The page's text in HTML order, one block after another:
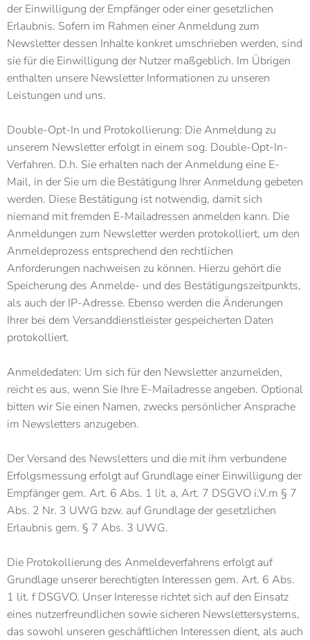
der Einwilligung der Empfänger oder einer gesetzlichen
Erlaubnis. Sofern im Rahmen einer Anmeldung zum
Newsletter dessen Inhalte konkret umschrieben werden, sind
sie für die Einwilligung der Nutzer maßgeblich. Im Übrigen
enthalten unsere Newsletter Informationen zu unseren
Leistungen und uns.
Double-Opt-In und Protokollierung: Die Anmeldung zu
unserem Newsletter erfolgt in einem sog. Double-Opt-In-
Verfahren. D.h. Sie erhalten nach der Anmeldung eine E-
Mail, in der Sie um die Bestätigung Ihrer Anmeldung gebeten
werden. Diese Bestätigung ist notwendig, damit sich
niemand mit fremden E-Mailadressen anmelden kann. Die
Anmeldungen zum Newsletter werden protokolliert, um den
Anmeldeprozess entsprechend den rechtlichen
Anforderungen nachweisen zu können. Hierzu gehört die
Speicherung des Anmelde- und des Bestätigungszeitpunkts,
als auch der IP-Adresse. Ebenso werden die Änderungen
Ihrer bei dem Versanddienstleister gespeicherten Daten
protokolliert.
Anmeldedaten: Um sich für den Newsletter anzumelden,
reicht es aus, wenn Sie Ihre E-Mailadresse angeben. Optional
bitten wir Sie einen Namen, zwecks persönlicher Ansprache
im Newsletters anzugeben.
Der Versand des Newsletters und die mit ihm verbundene
Erfolgsmessung erfolgt auf Grundlage einer Einwilligung der
Empfänger gem. Art. 6 Abs. 1 lit. a, Art. 7 DSGVO i.V.m § 7
Abs. 2 Nr. 3 UWG bzw. auf Grundlage der gesetzlichen
Erlaubnis gem. § 7 Abs. 3 UWG.
Die Protokollierung des Anmeldeverfahrens erfolgt auf
Grundlage unserer berechtigten Interessen gem. Art. 6 Abs.
1 lit. f DSGVO. Unser Interesse richtet sich auf den Einsatz
eines nutzerfreundlichen sowie sicheren Newslettersystems,
das sowohl unseren geschäftlichen Interessen dient, als auch